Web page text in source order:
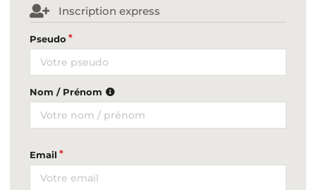
Inscription express
Pseudo
Nom / Prénom
Email